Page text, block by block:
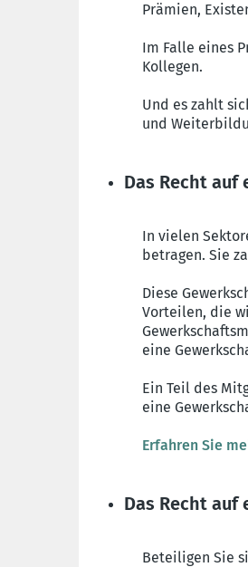
Prämien,
Im Falle eines
Kollegen.
Und es zahlt
und
Das Recht
In vielen
betragen. Sie
Diese
Vorteilen, die
eine
Ein Teil des
eine
Erfahren Sie
Das Recht
Beteiligen Sie